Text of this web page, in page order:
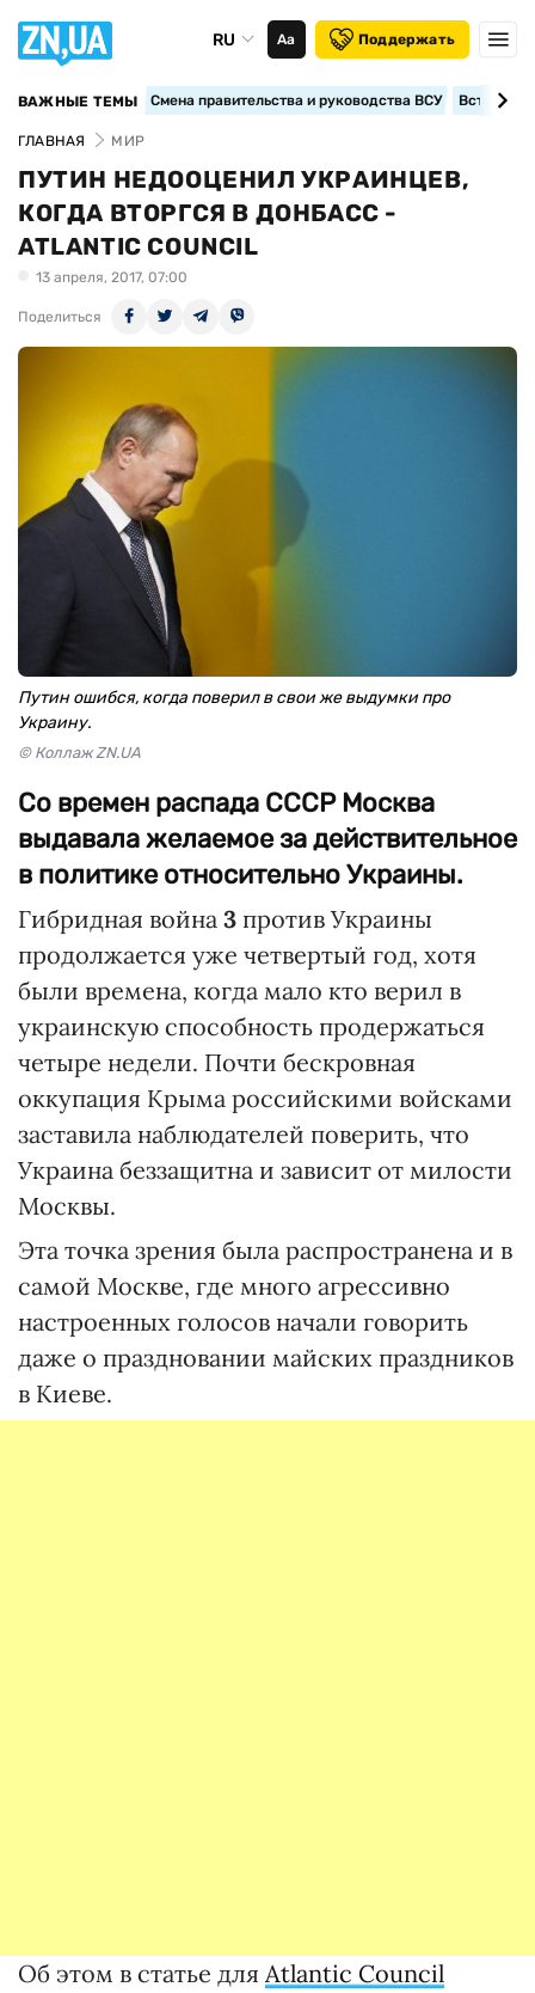
RU Аа Поддержать
ВАЖНЫЕ ТЕМЫ Смена правительства и руководства ВСУ
ГЛАВНАЯ МИР
ПУТИН НЕДООЦЕНИЛ УКРАИНЦЕВ,
КОГДА ВТОРГСЯ В ДОНБАСС -
ATLANTIC COUNCIL
13 апреля, 2017, 07:00
Поделиться
Путин ошибся, когда поверил в свои же выдумки про
Украину.
© Коллаж ZN.UA
Со времен распада СССР Москва
выдавала желаемое за действительное
в политике относительно Украины.
Гибридная война 3 против Украины
продолжается уже четвертый год, хотя
были времена, когда мало кто верил в
украинскую способность продержаться
четыре недели. Почти бескровная
оккупация Крыма российскими войсками
заставила наблюдателей поверить, что
Украина беззащитна и зависит от милости
Москвы.
Эта точка зрения была распространена и в
самой Москве, где много агрессивно
настроенных голосов начали говорить
даже о праздновании майских праздников
в Киеве.
Об этом в статье для Atlantic Council